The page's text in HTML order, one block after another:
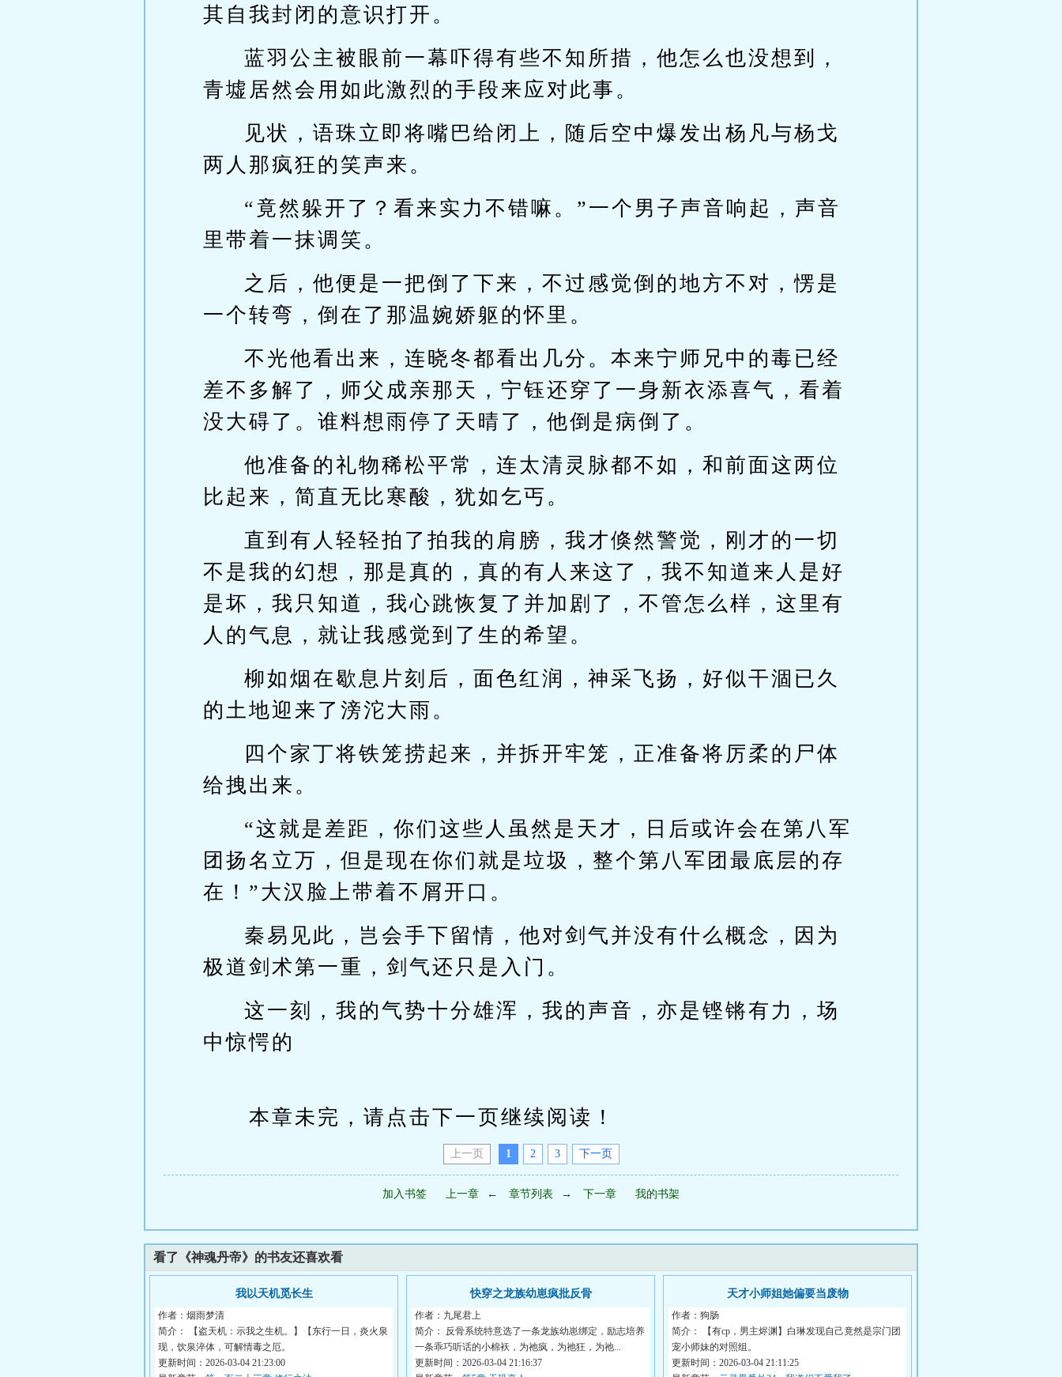
其自我封闭的意识打开。
蓝羽公主被眼前一幕吓得有些不知所措，他怎么也没想到，
青墟居然会用如此激烈的手段来应对此事。
见状，语珠立即将嘴巴给闭上，随后空中爆发出杨凡与杨戈
两人那疯狂的笑声来。
“竟然躲开了？看来实力不错嘛。”一个男子声音响起，声音
里带着一抹调笑。
之后，他便是一把倒了下来，不过感觉倒的地方不对，愣是
一个转弯，倒在了那温婉娇躯的怀里。
不光他看出来，连晓冬都看出几分。本来宁师兄中的毒已经
差不多解了，师父成亲那天，宁钰还穿了一身新衣添喜气，看着
没大碍了。谁料想雨停了天晴了，他倒是病倒了。
他准备的礼物稀松平常，连太清灵脉都不如，和前面这两位
比起来，简直无比寒酸，犹如乞丐。
直到有人轻轻拍了拍我的肩膀，我才倏然警觉，刚才的一切
不是我的幻想，那是真的，真的有人来这了，我不知道来人是好
是坏，我只知道，我心跳恢复了并加剧了，不管怎么样，这里有
人的气息，就让我感觉到了生的希望。
柳如烟在歇息片刻后，面色红润，神采飞扬，好似干涸已久
的土地迎来了滂沱大雨。
四个家丁将铁笼捞起来，并拆开牢笼，正准备将厉柔的尸体
给拽出来。
“这就是差距，你们这些人虽然是天才，日后或许会在第八军
团扬名立万，但是现在你们就是垃圾，整个第八军团最底层的存
在！”大汉脸上带着不屑开口。
秦易见此，岂会手下留情，他对剑气并没有什么概念，因为
极道剑术第一重，剑气还只是入门。
这一刻，我的气势十分雄浑，我的声音，亦是铿锵有力，场
中惊愕的
本章未完，请点击下一页继续阅读！
上一页 1 2 3 下一页
加入书签 上一章 ← 章节列表 → 下一章 我的书架
看了《神魂丹帝》的书友还喜欢看
我以天机觅长生
作者：烟雨梦清
简介： 【盗天机：示我之生机。】【东行一日，炎火泉
现，饮泉淬体，可解情毒之厄。
更新时间：2026-03-04 21:23:00
快穿之龙族幼崽疯批反骨
作者：九尾君上
简介： 反骨系统特意选了一条龙族幼崽绑定，励志培养
一条乖巧听话的小棉袄，为祂疯，为祂狂，为祂...
更新时间：2026-03-04 21:16:37
天才小师姐她偏要当废物
作者：狗肠
简介： 【有cp，男主烬渊】白琳发现自己竟然是宗门团
宠小师妹的对照组。
更新时间：2026-03-04 21:11:25